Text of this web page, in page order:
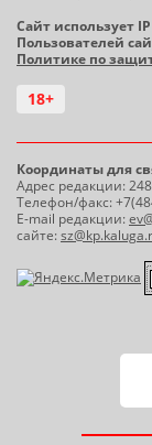
Сайт использует
Пользователей
Политике по
18+
Координаты для
Адрес редакции:
Телефон/факс:
E-mail редакции:
сайте: